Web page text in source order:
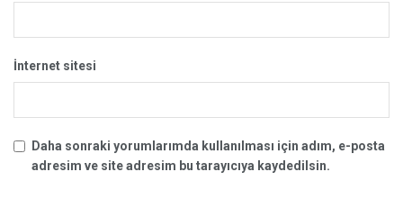
İnternet sitesi
Daha sonraki yorumlarımda kullanılması için adım, e-posta
adresim ve site adresim bu tarayıcıya kaydedilsin.